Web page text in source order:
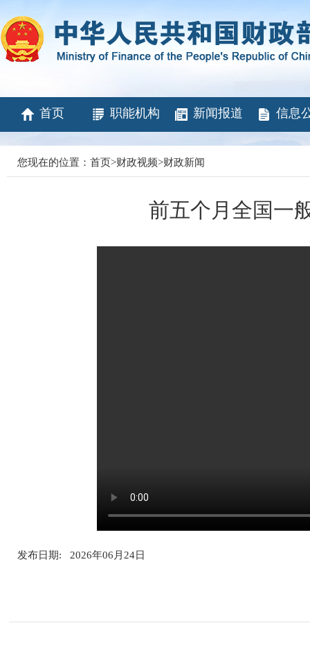
首页 职能机构 新闻报道 信息
您现在的位置： 首页>财政视频>财政新闻
前五个月全国一
发布日期: 2026年06月24日